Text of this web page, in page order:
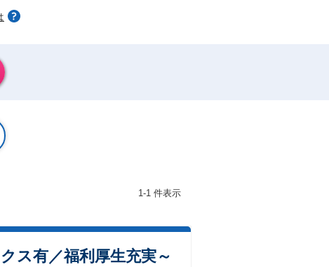
1-1 件表示
ス有／福利厚生充実～